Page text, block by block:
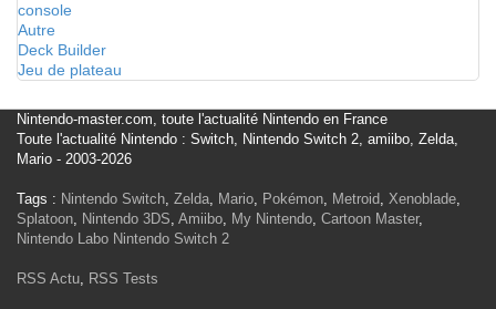
console
Autre
Deck Builder
Jeu de plateau
Nintendo-master.com, toute l'actualité Nintendo en France
Toute l'actualité Nintendo : Switch, Nintendo Switch 2, amiibo, Zelda,
Mario - 2003-2026
Tags : Nintendo Switch, Zelda, Mario, Pokémon, Metroid, Xenoblade,
Splatoon, Nintendo 3DS, Amiibo, My Nintendo, Cartoon Master,
Nintendo Labo Nintendo Switch 2
RSS Actu, RSS Tests